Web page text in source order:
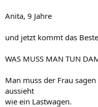
Anita, 9 Jahre
und jetzt kommt das
WAS MUSS MAN TUN
Man muss der Frau
aussieht
wie ein Lastwagen.